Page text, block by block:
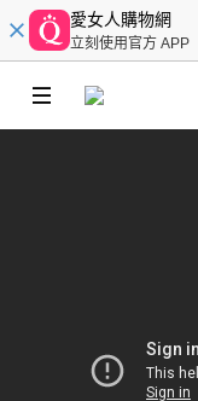
愛女人購物網
立刻使用官方 APP